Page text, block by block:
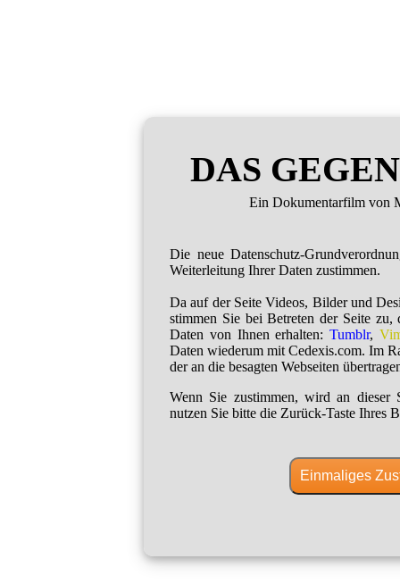
DAS
Ein Dokumentarfilm von
Die neue Datenschutz-
Weiterleitung Ihrer Daten zustimmen.
Da auf der Seite Videos, Bilder und
stimmen Sie bei Betreten der Seite zu,
Daten von Ihnen erhalten:Tumblr,
Daten wiederum mit Cedexis.com. Im
der an die besagten Webseiten
Wenn Sie zustimmen, wird an dieser
nutzen Sie bitte die Zurück-Taste Ihres
Einmaliges